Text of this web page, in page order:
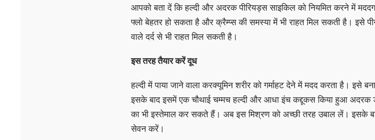
आपको बता दें कि हल्दी और अदरक पीरियड्स साइकिल को नियमित करने में
फ्लो बेहतर हो सकता है और क्रैम्प्स की समस्या में भी राहत मिल सकती है। इसे
वाले दर्द से भी राहत मिल सकती है।
इस तरह तैयार करें दूध
हल्दी में पाया जाने वाला करक्यूमिन शरीर को गर्माहट देने में मदद करता है। इसे
इसके बाद इसमें एक चौथाई चम्मच हल्दी और आधा इंच कद्दूकस किया हुआ अदरक
का भी इस्तेमाल कर सकते हैं। अब इस मिश्रण को अच्छी तरह उबाल लें। इसके
सेवन करें।